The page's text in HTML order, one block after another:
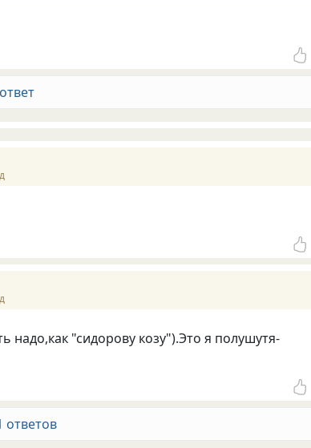
надо,как "сидорову козу").Это я полушутя-
ответов